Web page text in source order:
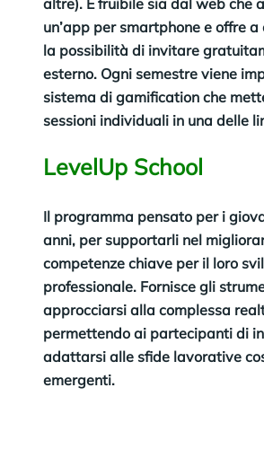
altre). È fruibile sia dal web che
un’app per smartphone e offre a
la possibilità di invitare
esterno. Ogni semestre viene
sistema di gamification che
sessioni individuali in una delle
LevelUp School
Il programma pensato per i
anni, per supportarli nel
competenze chiave per il loro
professionale. Fornisce gli
approcciarsi alla complessa
permettendo ai partecipanti di
adattarsi alle sfide lavorative
emergenti.